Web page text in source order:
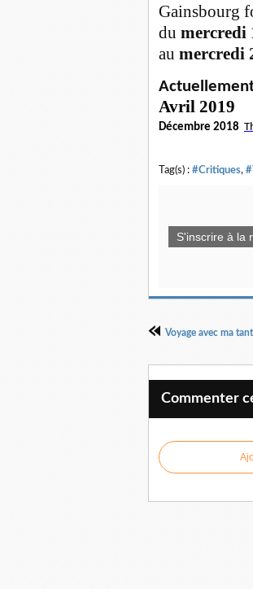
Gainsbourg
du mercredi
au mercredi
Avril 2019
Décembre 2018
Tag(s) : #Critiques,
S'inscrire à la
Commenter